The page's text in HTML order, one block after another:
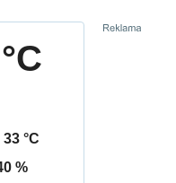
33 °C
%